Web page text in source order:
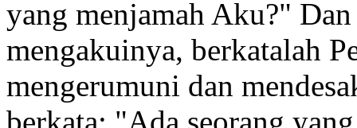
yang menjamah Aku?"
mengakuinya, berkatalah
mengerumuni dan